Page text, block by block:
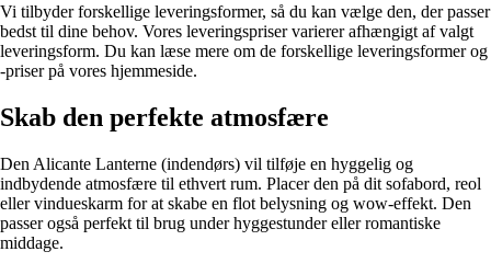
Vi tilbyder forskellige leveringsformer, så du kan vælge den, der passer
bedst til dine behov. Vores leveringspriser varierer afhængigt af valgt
leveringsform. Du kan læse mere om de forskellige leveringsformer og
-priser på vores hjemmeside.
Skab den perfekte atmosfære
Den Alicante Lanterne (indendørs) vil tilføje en hyggelig og
indbydende atmosfære til ethvert rum. Placer den på dit sofabord, reol
eller vindueskarm for at skabe en flot belysning og wow-effekt. Den
passer også perfekt til brug under hyggestunder eller romantiske
middage.